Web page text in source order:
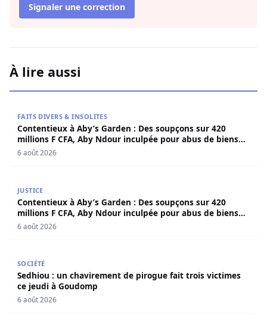
Signaler une correction
À lire aussi
FAITS DIVERS & INSOLITES
Contentieux à Aby’s Garden : Des soupçons sur 420
millions F CFA, Aby Ndour inculpée pour abus de biens
sociaux
6 août 2026
JUSTICE
Contentieux à Aby’s Garden : Des soupçons sur 420
millions F CFA, Aby Ndour inculpée pour abus de biens
sociaux
6 août 2026
SOCIÉTÉ
Sedhiou : un chavirement de pirogue fait trois victimes
ce jeudi à Goudomp
6 août 2026